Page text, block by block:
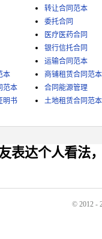
转让合同范本
委托合同
医疗医药合同
银行信托合同
运输合同范本
本
商铺租赁合同范本
范本
合同能源管理
明书
土地租赁合同范本
表达个人看法
© 2012 -